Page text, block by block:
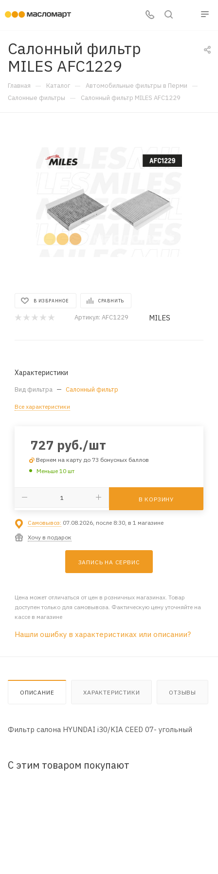
Салонный фильтр
MILES AFC1229
Главная — Каталог — Автомобильные фильтры в Перми —
Салонные фильтры — Салонный фильтр MILES AFC1229
В ИЗБРАННОЕ СРАВНИТЬ
Артикул: AFC1229 MILES
Характеристики
Вид фильтра — Салонный фильтр
Все характеристики
727 руб./шт
Вернем на карту до 73 бонусных баллов
Меньше 10 шт
В КОРЗИНУ
Самовывоз: 07.08.2026, после 8:30, в 1 магазине
Хочу в подарок
ЗАПИСЬ НА СЕРВИС
Цена может отличаться от цен в розничных магазинах. Товар
доступен только для самовывоза. Фактическую цену уточняйте на
кассе в магазине
Нашли ошибку в характеристиках или описании?
ОПИСАНИЕ ХАРАКТЕРИСТИКИ ОТЗЫВЫ
Фильтр салона HYUNDAI i30/KIA CEED 07- угольный
С этим товаром покупают